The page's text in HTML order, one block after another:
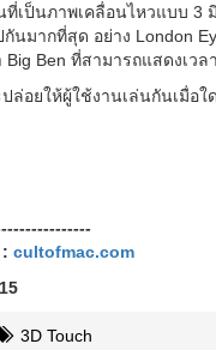
ที่เป็นภาพเคลื่อนไหวแบบ 3
นมากที่สุด อย่าง London
Ben ที่สามารถแสดงเวล
ล่อยให้ผู้ใช้งานเล่นกันเมื่อ
cultofmac.com
3D Touch